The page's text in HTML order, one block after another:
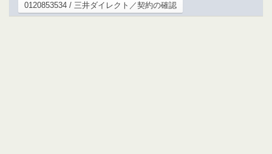
0120853534 / 三井ダイレクト／契約の確認